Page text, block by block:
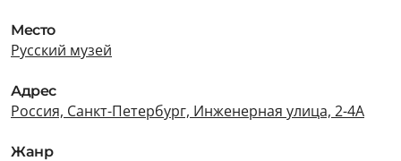
Место
Русский музей
Адрес
Россия, Санкт-Петербург, Инженерная улица, 2-4А
Жанр